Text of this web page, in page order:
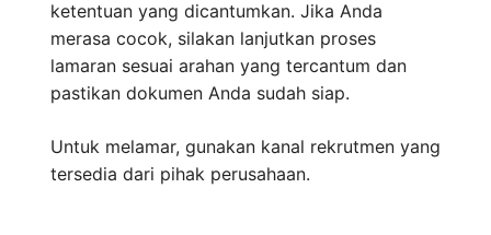
ketentuan yang dicantumkan. Jika Anda
merasa cocok, silakan lanjutkan proses
lamaran sesuai arahan yang tercantum dan
pastikan dokumen Anda sudah siap.
Untuk melamar, gunakan kanal rekrutmen yang
tersedia dari pihak perusahaan.